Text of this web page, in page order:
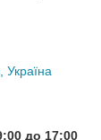
Україна
до 17:00